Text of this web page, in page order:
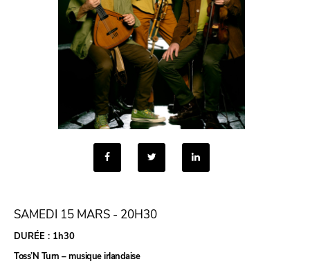
SAMEDI 15 MARS - 20H30
DURÉE : 1h30
Toss’N Turn – musique irlandaise